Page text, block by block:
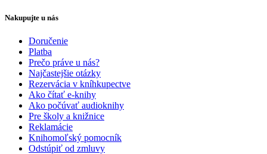
Nakupujte u nás
Doručenie
Platba
Prečo práve u nás?
Najčastejšie otázky
Rezervácia v kníhkupectve
Ako čítať e-knihy
Ako počúvať audioknihy
Pre školy a knižnice
Reklamácie
Knihomoľský pomocník
Odstúpiť od zmluvy